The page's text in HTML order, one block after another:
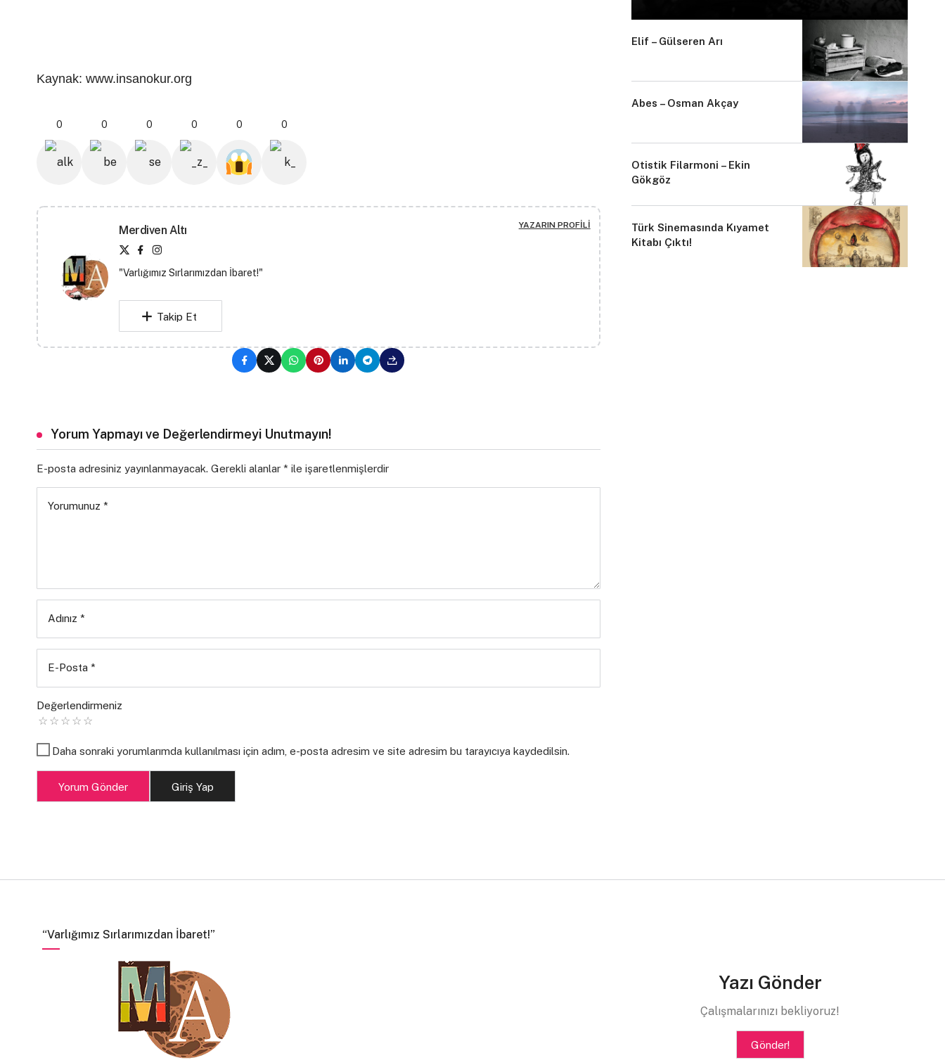
Kaynak: www.insanokur.org
0 0 0 0 0 0
Merdiven Altı
"Varlığımız Sırlarımızdan İbaret!"
YAZARIN PROFILI
Takip Et
Yorum Yapmayı ve Değerlendirmeyi Unutmayın!
E-posta adresiniz yayınlanmayacak. Gerekli alanlar * ile işaretlenmişlerdir
Yorumunuz *
Adınız *
E-Posta *
Değerlendirmeniz
Daha sonraki yorumlarımda kullanılması için adım, e-posta adresim ve site adresim bu tarayıcıya kaydedilsin.
Yorum Gönder Giriş Yap
Elif – Gülseren Arı
Abes – Osman Akçay
Otistik Filarmoni – Ekin
Gökgöz
Türk Sinemasında Kıyamet
Kitabı Çıktı!
“Varlığımız Sırlarımızdan İbaret!”
Yazı Gönder
Çalışmalarınızı bekliyoruz!
Gönder!